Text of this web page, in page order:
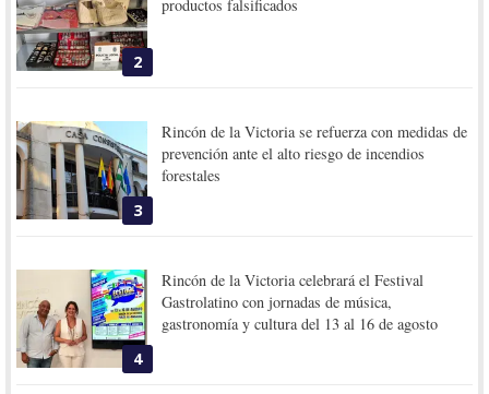
2
productos falsificados
3
Rincón de la Victoria se refuerza con medidas de
prevención ante el alto riesgo de incendios
forestales
4
Rincón de la Victoria celebrará el Festival
Gastrolatino con jornadas de música,
gastronomía y cultura del 13 al 16 de agosto